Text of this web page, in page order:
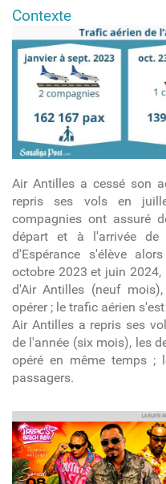
Contexte
Air Antilles a cessé son
repris ses vols en
compagnies ont assuré
départ et à l'arrivée de
d'Espérance s'élève
octobre 2023 et juin
d'Air Antilles (neuf
opérer ; le trafic aérien
Air Antilles a repris ses
de l'année (six mois), les
opéré en même temps ;
passagers.
article